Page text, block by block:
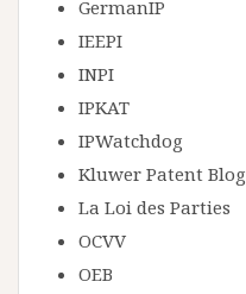
GermanIP
IEEPI
INPI
IPKAT
IPWatchdog
Kluwer Patent Blog
La Loi des Parties
OCVV
OEB